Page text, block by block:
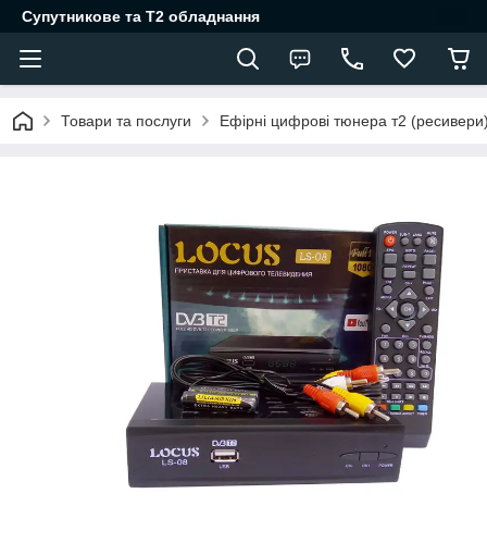
Супутникове та Т2 обладнання
Товари та послуги Ефірні цифрові тюнера т2